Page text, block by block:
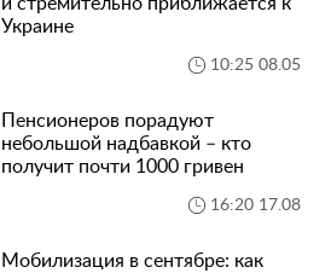
Украине
10:25 08.05
Пенсионеров порадуют
небольшой надбавкой – кто
получит почти 1000 гривен
16:20 17.08
Мобилизация в сентябре: как